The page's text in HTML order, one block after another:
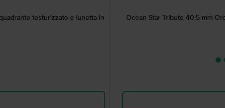
testurizzato e lunetta in
Ocean Star Tribute 40.5 mm
●